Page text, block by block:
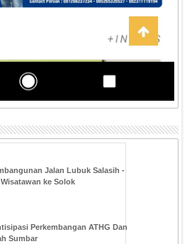
Jalan Lubuk Salasih -
ke Solok
Perkembangan ATHG Dan
Sumbar